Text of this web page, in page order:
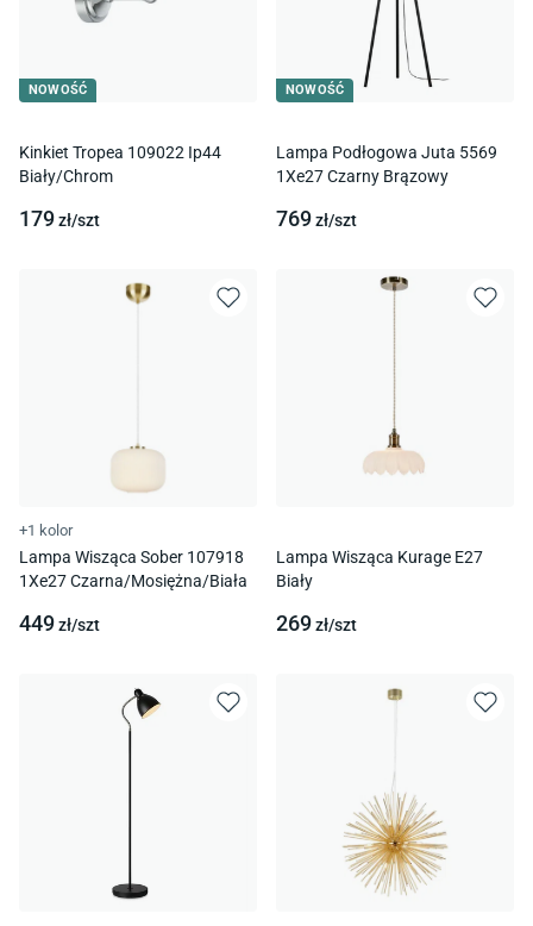
NOWOŚĆ
Kinkiet Tropea 109022 Ip44
Biały/Chrom
179zł/szt
NOWOŚĆ
Lampa Podłogowa Juta 5569
1Xe27 Czarny Brązowy
769zł/szt
+1 kolor
Lampa Wisząca Sober 107918
1Xe27 Czarna/Mosiężna/Biała
449zł/szt
Lampa Wisząca Kurage E27
Biały
269zł/szt